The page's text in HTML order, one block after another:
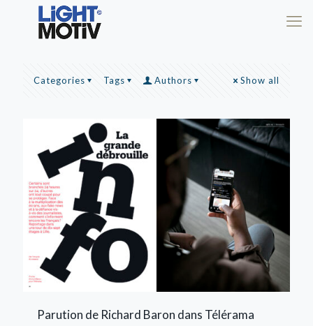
Categories Tags Authors Show all
Parution de Richard Baron dans Télérama